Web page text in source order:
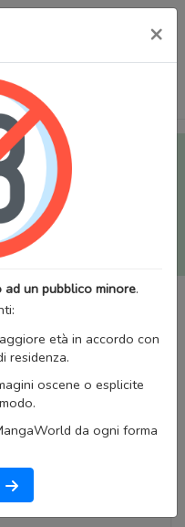
(+18) sono stati trasferiti
); invece, per i
MangaWorld
account di MangaWorld
tra i due siti,
e premium
×
ad un pubblico minore.
età in accordo con
residenza.
oscene o esplicite
da ogni forma